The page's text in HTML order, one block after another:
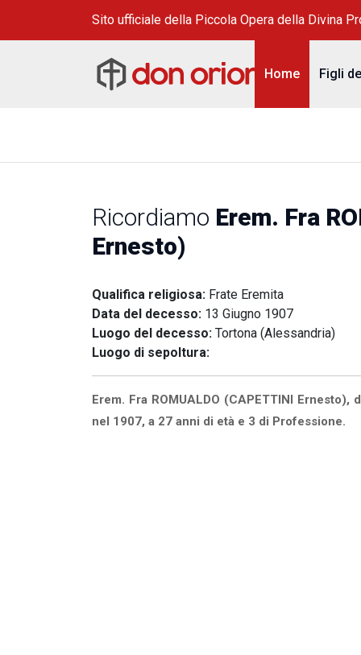
Sito ufficiale della Piccola Opera della Divina
Home Figli
Ricordiamo Erem. Fra
Ernesto)
Qualifica religiosa: Frate Eremita
Data del decesso: 13 Giugno 1907
Luogo del decesso: Tortona (Alessandria)
Luogo di sepoltura:
Erem. Fra ROMUALDO (CAPETTINI
nel 1907, a 27 anni di età e 3 di Professione.